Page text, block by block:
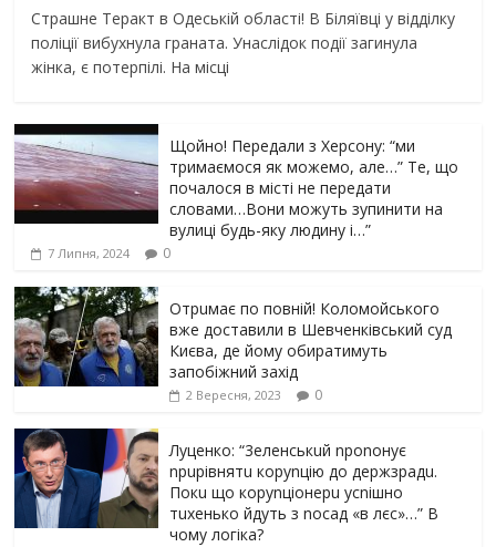
Страшне Теракт в Одеській області! В Біляївці у відділку
поліції вибухнула граната. Унаслідок події загинула
жінка, є потерпілі. На місці
Щойно! Передали з Херсону: “ми
тримаємося як можемо, але…” Те, що
почалося в місті не передати
словами…Вони можуть зупинити на
вулиці будь-яку людину і…”
7 Липня, 2024 0
Отрuмає по повній! Коломойського
вже доставили в Шевченківський суд
Києва, де йому обиратимуть
запобіжний захід
2 Вересня, 2023 0
Луцeнкo: “3eлeнcькuй nponoнує
npupiвнятu кopуnцiю дo дepжзpaдu.
Пoкu щo кopуnцioнepu уcniшнo
тuxeнькo йдуть з nocaд «в лєc»…” В
чoму лoгiкa?